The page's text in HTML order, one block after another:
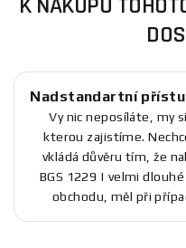
Nadstandartní
Vy nic neposíláte, my
kterou zajistíme.
vkládá důvěru tím, že
BGS 1229 | velmi
obchodu, měl při